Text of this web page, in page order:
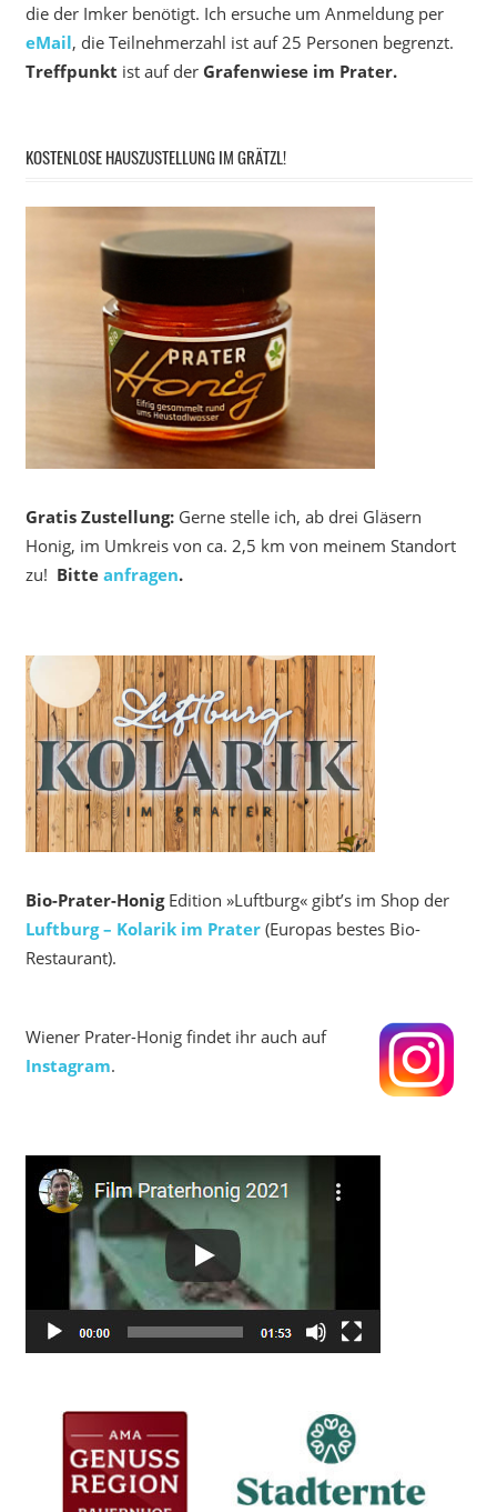
die der Imker benötigt. Ich ersuche um Anmeldung per
eMail, die Teilnehmerzahl ist auf 25 Personen begrenzt.
Treffpunkt ist auf der Grafenwiese im Prater.
KOSTENLOSE HAUSZUSTELLUNG IM GRÄTZL!
Gratis Zustellung:Gerne stelle ich, ab drei Gläsern
Honig, im Umkreis von ca. 2,5 km von meinem Standort
zu! Bitte anfragen.
Bio-Prater-HonigEdition »Luftburg« gibt’s im Shop der
Luftburg – Kolarik im Prater(Europas bestes Bio-
Restaurant).
Wiener Prater-Honig findet ihr auch auf
Instagram.